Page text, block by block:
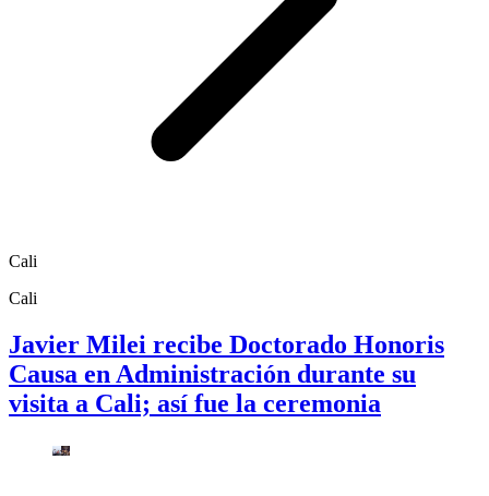
Cali
Cali
Javier Milei recibe Doctorado Honoris
Causa en Administración durante su
visita a Cali; así fue la ceremonia